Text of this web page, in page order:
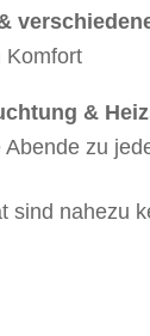
Komfort
&
Abende zu
sind nahezu